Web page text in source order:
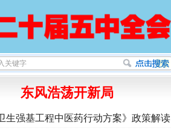
东风浩荡开新局
生强基工程中医药行动方案》政策解读